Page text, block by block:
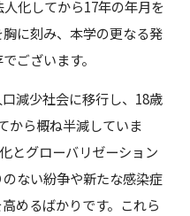
化してから17年の年月を
に刻み、本学の更なる発
ございます。
減少社会に移行し、18歳
から概ね半減していま
とグローバリゼーション
ない紛争や新たな感染症
めるばかりです。これら